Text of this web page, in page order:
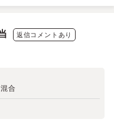
返信コメントあり
合